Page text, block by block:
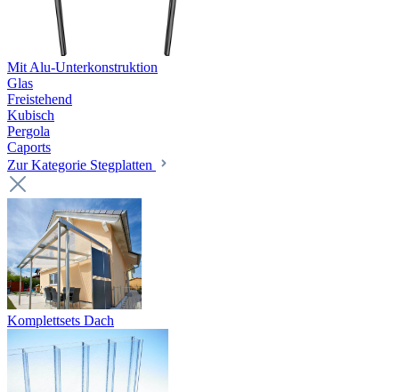
Mit Alu-Unterkonstruktion
Glas
Freistehend
Kubisch
Pergola
Caports
Zur Kategorie Stegplatten
Komplettsets Dach